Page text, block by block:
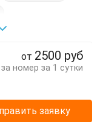
от 2500 руб
за номер за 1 сутки
заявку